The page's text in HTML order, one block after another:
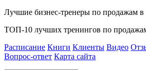
Лучшие бизнес-тренеры по продажам в
ТОП-10 лучших тренингов по
Расписание Книги Клиенты Видео
Вопрос‑ответ Карта сайта